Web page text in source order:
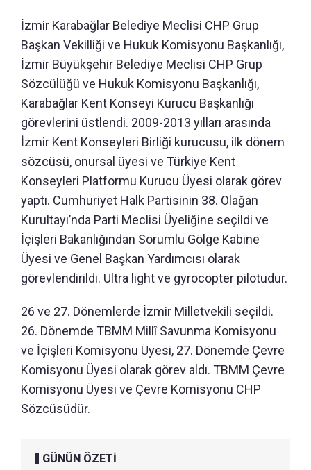
İzmir Karabağlar Belediye Meclisi CHP Grup
Başkan Vekilliği ve Hukuk Komisyonu Başkanlığı,
İzmir Büyükşehir Belediye Meclisi CHP Grup
Sözcülüğü ve Hukuk Komisyonu Başkanlığı,
Karabağlar Kent Konseyi Kurucu Başkanlığı
görevlerini üstlendi. 2009-2013 yılları arasında
İzmir Kent Konseyleri Birliği kurucusu, ilk dönem
sözcüsü, onursal üyesi ve Türkiye Kent
Konseyleri Platformu Kurucu Üyesi olarak görev
yaptı. Cumhuriyet Halk Partisinin 38. Olağan
Kurultayı’nda Parti Meclisi Üyeliğine seçildi ve
İçişleri Bakanlığından Sorumlu Gölge Kabine
Üyesi ve Genel Başkan Yardımcısı olarak
görevlendirildi. Ultra light ve gyrocopter pilotudur.
26 ve 27. Dönemlerde İzmir Milletvekili seçildi.
26. Dönemde TBMM Millî Savunma Komisyonu
ve İçişleri Komisyonu Üyesi, 27. Dönemde Çevre
Komisyonu Üyesi olarak görev aldı. TBMM Çevre
Komisyonu Üyesi ve Çevre Komisyonu CHP
Sözcüsüdür.
GÜNÜN ÖZETİ